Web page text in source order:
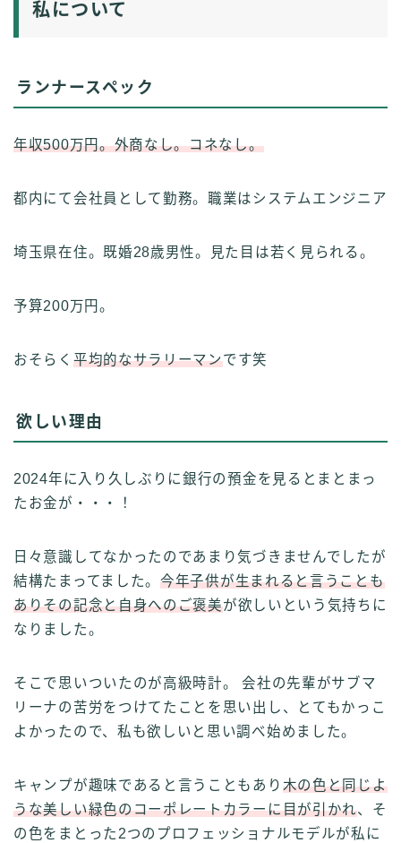
私について
ランナースペック
年収500万円。外商なし。コネなし。
都内にて会社員として勤務。職業はシステムエンジニア
埼玉県在住。既婚28歳男性。見た目は若く見られる。
予算200万円。
おそらく 平均的なサラリーマンです笑
欲しい理由
2024年に入り久しぶりに銀行の預金を見るとまとまっ
たお金が・・・！
日々意識してなかったのであまり気づきませんでしたが
結構たまってました。 今年子供が生まれると言うことも
ありその記念と自身へのご褒美が欲しいという気持ちに
なりました。
そこで思いついたのが高級時計。 会社の先輩がサブマ
リーナの苦労をつけてたことを思い出し、とてもかっこ
よかったので、私も欲しいと思い調べ始めました。
キャンプが趣味であると言うこともあり 木の色と同じよ
うな美しい緑色のコーポレートカラーに目が引かれ、そ
の色をまとった2つのプロフェッショナルモデルが私に